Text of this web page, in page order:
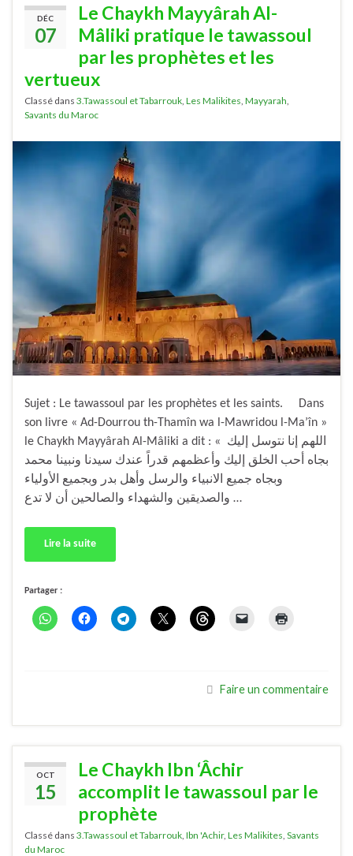
DÉC
07
Le Chaykh Mayyârah Al-
Mâliki pratique le tawassoul
par les prophètes et les
vertueux
Classé dans 3.Tawassoul et Tabarrouk Les Malikites Mayyarah
Savants du Maroc
Sujet : Le tawassoul par les prophètes et les saints. Dans
son livre « Ad-Dourrou th-Thamîn wa l-Mawridou l-Ma’în »
le Chaykh Mayyârah Al-Mâliki a dit : « اللهم إنا نتوسل إليك
بجاه أحب الخلق إليك وأعظمهم قدراً عندك سيدنا ونبينا محمد
وبجاه جميع الانبياء والرسل وأهل بدر وبجميع الأولياء
والصديقين والشهداء والصالحين أن لا تدع …
Lire la suite
Partager :
Faire un commentaire
OCT
15
Le Chaykh Ibn ‘Âchir
accomplit le tawassoul par le
prophète
Classé dans 3.Tawassoul et Tabarrouk Ibn 'Achir, Les Malikites Savants
du Maroc